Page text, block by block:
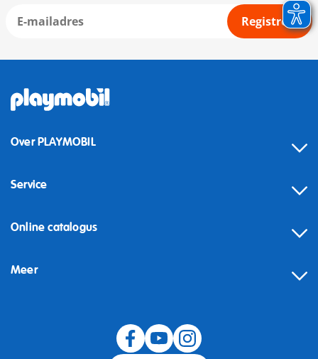
Registreer
Over PLAYMOBIL
Service
Online catalogus
Meer